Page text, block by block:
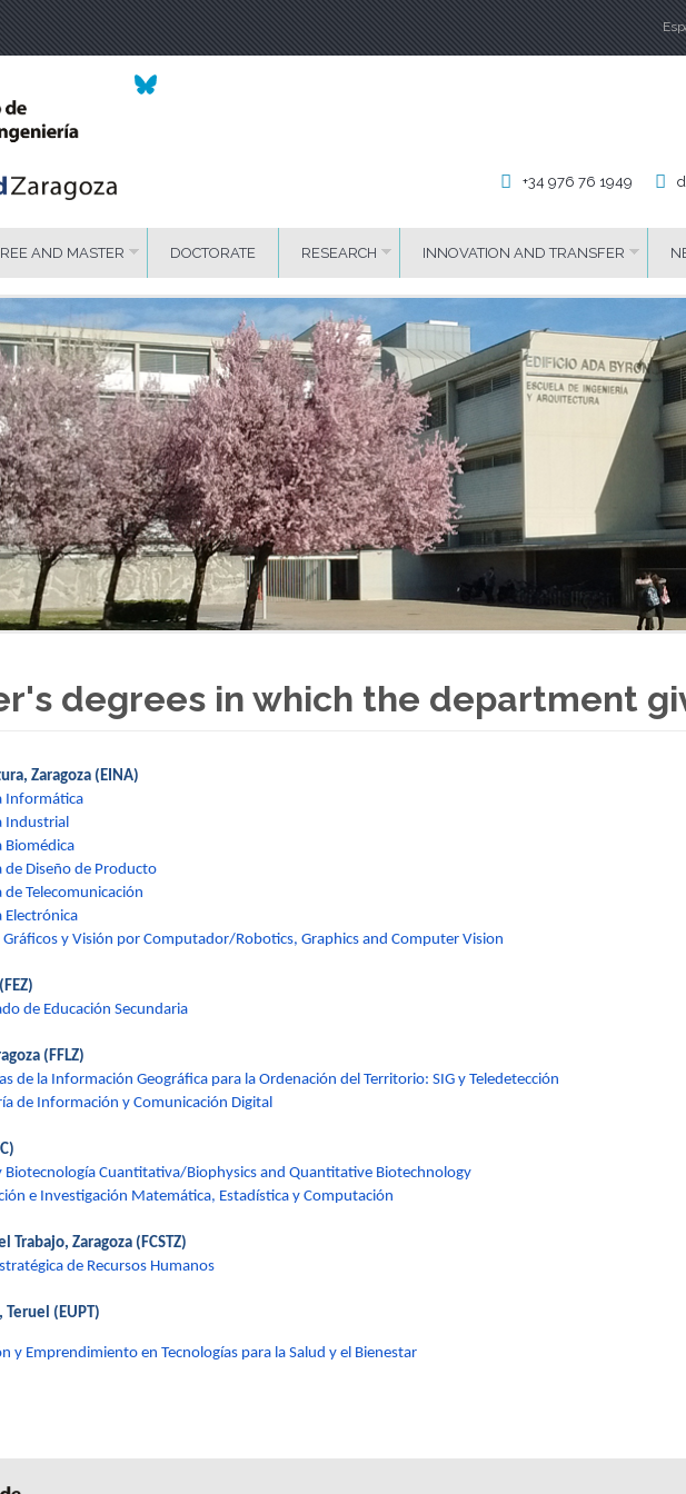
+34 976 76 1949
AND MASTER DOCTORATE RESEARCH INNOVATION AND TRANSFER
degrees in which the department
Zaragoza (EINA)
Informática
Industrial
Biomédica
Diseño de Producto
Telecomunicación
Electrónica
y Visión por Computador/Robotics, Graphics and Computer Vision
de Educación Secundaria
(FFLZ)
de la Información Geográfica para la Ordenación del Territorio: SIG y Teledetección
de Información y Comunicación Digital
Biotecnología Cuantitativa/Biophysics and Quantitative Biotechnology
e Investigación Matemática, Estadística y Computación
Trabajo, Zaragoza (FCSTZ)
de Recursos Humanos
(EUPT)
y Emprendimiento en Tecnologías para la Salud y el Bienestar